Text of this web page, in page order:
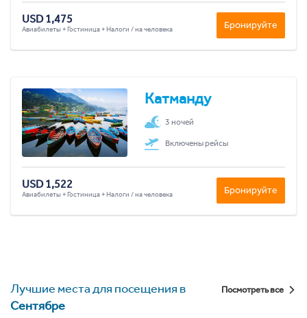
USD 1,475
Авиабилеты + Гостиница + Налоги / на человека Бронируйте
Катманду
3 ночей
Включены рейсы
USD 1,522
Авиабилеты + Гостиница + Налоги / на человека Бронируйте
Лучшие места для посещения в
Сентябре
Посмотреть все